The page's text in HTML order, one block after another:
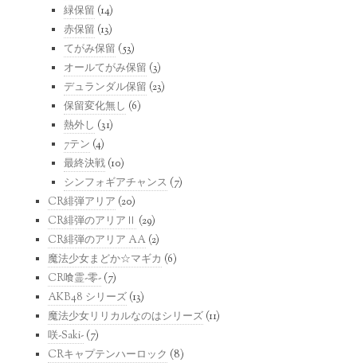
緑保留 (14)
赤保留 (13)
てがみ保留 (53)
オールてがみ保留 (3)
デュランダル保留 (23)
保留変化無し (6)
熱外し (31)
7テン (4)
最終決戦 (10)
シンフォギアチャンス (7)
CR緋弾アリア (20)
CR緋弾のアリアⅡ (29)
CR緋弾のアリア AA (2)
魔法少女まどか☆マギカ (6)
CR喰霊-零- (7)
AKB48 シリーズ (13)
魔法少女リリカルなのはシリーズ (11)
咲-Saki- (7)
CRキャプテンハーロック (8)